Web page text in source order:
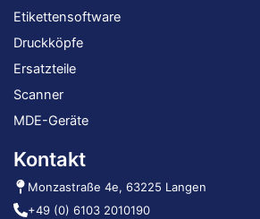
Etikettensoftware
Druckköpfe
Ersatzteile
Scanner
MDE-Geräte
Kontakt
Monzastraße 4e, 63225 Langen
+49 (0) 6103 2010190